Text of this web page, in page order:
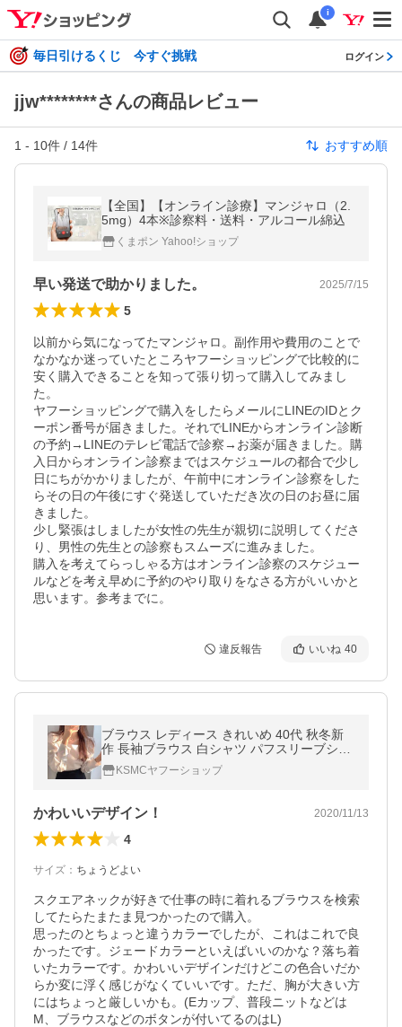
i
毎日引けるくじ 今すぐ挑戦 ログイン
jjw********さんの商品レビュー
1 - 10件 / 14件 おすすめ順
【全国】【オンライン診療】マンジャロ（2.
5mg）4本※診察料・送料・アルコール綿込
くまポン Yahoo!ショップ
早い発送で助かりました。 2025/7/15
5
以前から気になってたマンジャロ。副作用や費用のことで
なかなか迷っていたところヤフーショッピングで比較的に
安く購入できることを知って張り切って購入してみまし
た。
ヤフーショッピングで購入をしたらメールにLINEのIDとク
ーポン番号が届きました。それでLINEからオンライン診断
の予約→LINEのテレビ電話で診察→お薬が届きました。購
入日からオンライン診察まではスケジュールの都合で少し
日にちがかかりましたが、午前中にオンライン診察をした
らその日の午後にすぐ発送していただき次の日のお昼に届
きました。
少し緊張はしましたが女性の先生が親切に説明してくださ
り、男性の先生との診察もスムーズに進みました。
購入を考えてらっしゃる方はオンライン診察のスケジュー
ルなどを考え早めに予約のやり取りをなさる方がいいかと
思います。参考までに。
違反報告 いいね 40
ブラウス レディース きれいめ 40代 秋冬新
作 長袖ブラウス 白シャツ パフスリーブシャ
ツ スクエアネックトップス オシャレブラウ
ス 韓国風 上品 大人可愛い
KSMCヤフーショップ
かわいいデザイン！ 2020/11/13
4
サイズ ： ちょうどよい
スクエアネックが好きで仕事の時に着れるブラウスを検索
してたらたまたま見つかったので購入。
思ったのとちょっと違うカラーでしたが、これはこれで良
かったです。ジェードカラーといえばいいのかな？落ち着
いたカラーです。かわいいデザインだけどこの色合いだか
らか変に浮く感じがなくていいです。ただ、胸が大きい方
にはちょっと厳しいかも。(Eカップ、普段ニットなどは
M、ブラウスなどのボタンが付いてるのはL)